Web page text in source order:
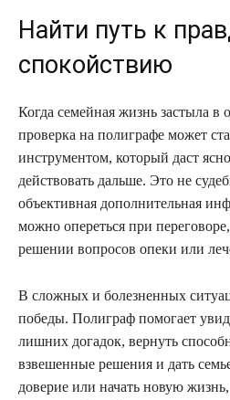
Найти путь к
спокойствию
Когда семейная жизнь застыла в
проверка на полиграфе может
инструментом, который даст
действовать дальше. Это не
объективная дополнительная
можно опереться при
решении вопросов опеки или
В сложных и болезненных
победы. Полиграф помогает
лишних догадок, вернуть
взвешенные решения и дать
доверие или начать новую